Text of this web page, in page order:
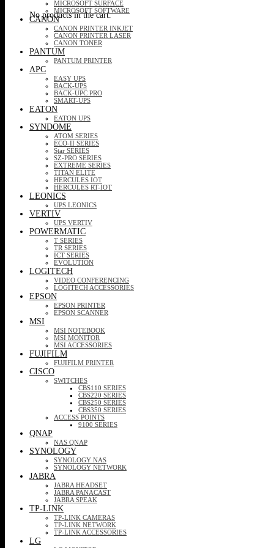
No products in the cart.
MICROSOFT SURFACE
MICROSOFT SOFTWARE
CANON
CANON PRINTER INKJET
CANON PRINTER LASER
CANON TONER
PANTUM
PANTUM PRINTER
APC
EASY UPS
BACK-UPS
BACK-UPC PRO
SMART-UPS
EATON
EATON UPS
SYNDOME
ATOM SERIES
ECO-II SERIES
Star SERIES
SZ-PRO SERIES
EXTREME SERIES
TITAN ELITE
HERCULES IOT
HERCULES RT-IOT
LEONICS
UPS LEONICS
VERTIV
UPS VERTIV
POWERMATIC
T SERIES
TR SERIES
ICT SERIES
EVOLUTION
LOGITECH
VIDEO CONFERENCING
LOGITECH ACCESSORIES
EPSON
EPSON PRINTER
EPSON SCANNER
MSI
MSI NOTEBOOK
MSI MONITOR
MSI ACCESSORIES
FUJIFILM
FUJIFILM PRINTER
CISCO
SWITCHES
CBS110 SERIES
CBS220 SERIES
CBS250 SERIES
CBS350 SERIES
ACCESS POINTS
9100 SERIES
QNAP
NAS QNAP
SYNOLOGY
SYNOLOGY NAS
SYNOLOGY NETWORK
JABRA
JABRA HEADSET
JABRA PANACAST
JABRA SPEAK
TP-LINK
TP-LINK CAMERAS
TP-LINK NETWORK
TP-LINK ACCESSORIES
LG